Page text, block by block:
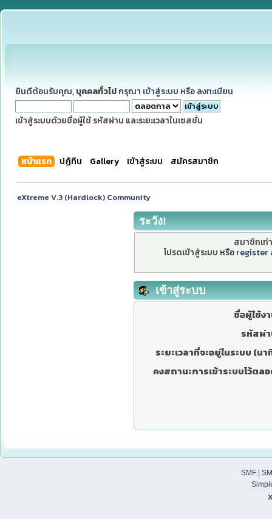
ยินดีต้อนรับคุณ, บุคคลทั่วไปกรุณา เข้าสู่ระบบ หรือ ลงทะเบียน
เข้าสู่ระบบด้วยชื่อผู้ใช้ รหัสผ่าน และระยะเวลาในเซสชั่น
หน้าแรก ปฏิทิน Gallery เข้าสู่ระบบ สมัครสมาชิก
eXtreme V.3 (Hardlock) Community
ระวัง!
สมาชิกเท่
โปรดเข้าสู่ระบบ หรือ register
เข้าสู่ระบบ
ชื่อผู้ใช้ง
รหัสผ่
ระยะเวลาที่จะอยู่ในระบบ (นา
คงสถานะการเข้าระบบไว้ตล
SMF|